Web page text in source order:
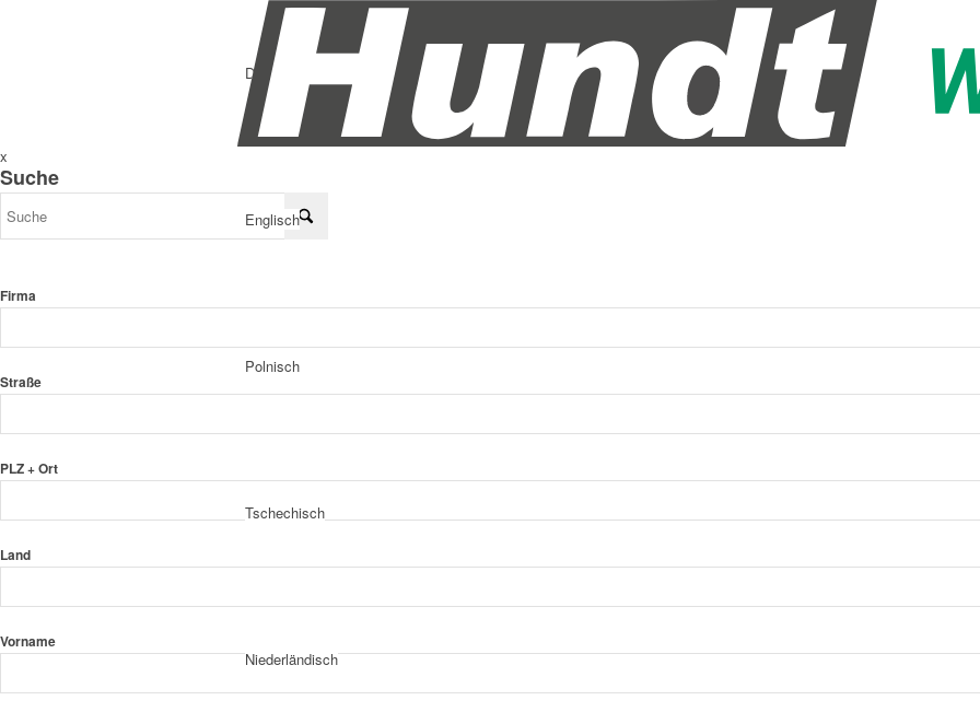
Deutsch
Englisch
Polnisch
Tschechisch
Niederländisch
x
Suche
Firma
Straße
PLZ + Ort
Land
Vorname